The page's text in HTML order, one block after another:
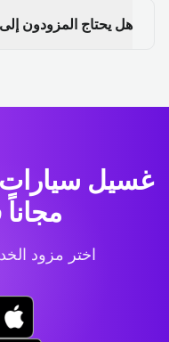
هل يحتاج المزودون
غسيل
اختر مزود